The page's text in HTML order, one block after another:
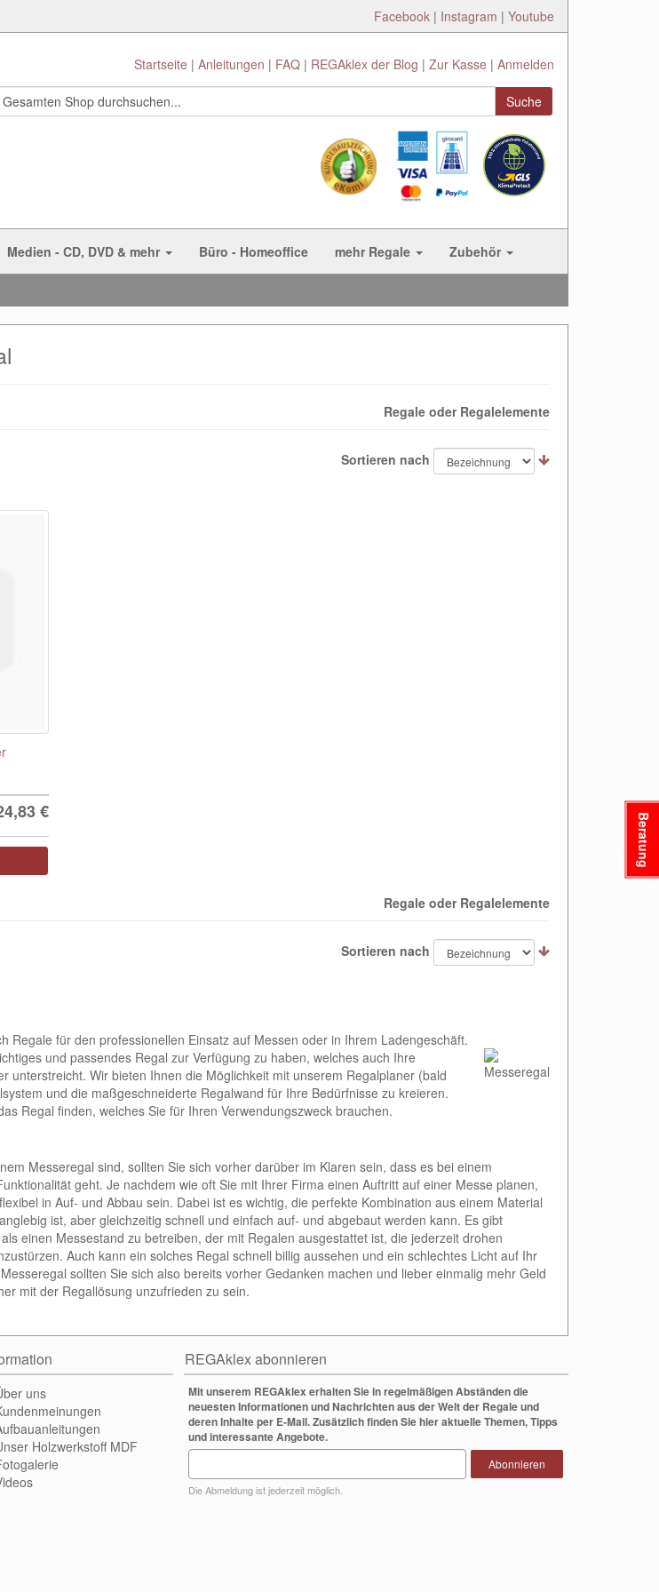
Facebook | Instagram | Youtube
Startseite Anleitungen FAQ REGAklex der Blog Zur Kasse Anmelden
Suche
Medien - CD, DVD & mehr Büro - Homeoffice mehr Regale Zubehör
Regale oder Regalelemente
Sortieren nach
€
Regale oder Regalelemente
Sortieren nach
Regale für den professionellen Einsatz auf Messen oder in Ihrem Ladengeschäft.
und passendes Regal zur Verfügung zu haben, welches auch Ihre
unterstreicht. Wir bieten Ihnen die Möglichkeit mit unserem Regalplaner (bald
und die maßgeschneiderte Regalwand für Ihre Bedürfnisse zu kreieren.
Regal finden, welches Sie für Ihren Verwendungszweck brauchen.
Messeregal sind, sollten Sie sich vorher darüber im Klaren sein, dass es bei einem
geht. Je nachdem wie oft Sie mit Ihrer Firma einen Auftritt auf einer Messe planen,
in Auf- und Abbau sein. Dabei ist es wichtig, die perfekte Kombination aus einem Material
ist, aber gleichzeitig schnell und einfach auf- und abgebaut werden kann. Es gibt
einen Messestand zu betreiben, der mit Regalen ausgestattet ist, die jederzeit drohen
Auch kann ein solches Regal schnell billig aussehen und ein schlechtes Licht auf Ihr
sollten Sie sich also bereits vorher Gedanken machen und lieber einmalig mehr Geld
mit der Regallösung unzufrieden zu sein.
REGAklex abonnieren
Mit unserem REGAklex erhalten Sie in regelmäßigen Abständen die
neuesten Informationen und Nachrichten aus der Welt der Regale und
deren Inhalte per E-Mail. Zusätzlich finden Sie hier aktuelle Themen, Tipps
und interessante Angebote.
Die Abmeldung ist jederzeit möglich.
Abonnieren
uns
Holzwerkstoff MDF
Beratung